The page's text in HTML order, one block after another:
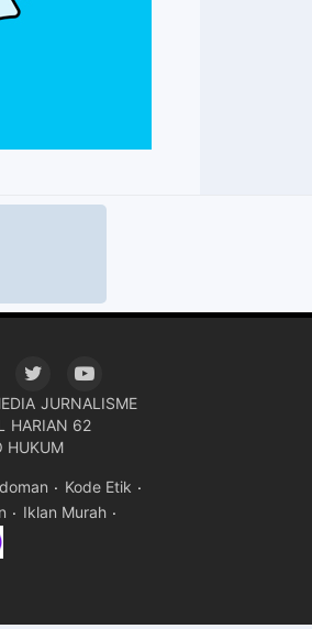
JURNALISME
HARIAN 62
HUKUM
Kode Etik
Iklan Murah